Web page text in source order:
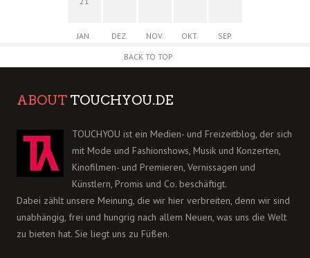
JAN. DEZ. NOV. OKT.
SEP.
BACK TO TOP
ABOUT TOUCHYOU.DE
TOUCHYOU ist ein Medien- und Freizeitblog, der sich
mit Mode und Fashionshows, Musik und Konzerten,
Kinofilmen- und Premieren, Vernissagen und
Künstlern, Promis und Co. beschäftigt.
Dabei zählt unsere Meinung, die wir hier verbreiten, denn wir sind
unabhängig, frei und hungrig nach allem Neuen, was uns die Welt
zu bieten hat. Sie liegt uns zu Füßen.